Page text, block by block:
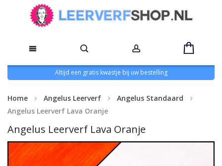
Altijd een gratis kwastje bij uw bestelling
Home Angelus Leerverf
Angelus Standaard
Angelus Leerverf Lava Oranje
Angelus Leerverf Lava Oranje
Ga
naar